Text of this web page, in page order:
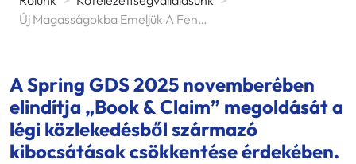
Új Magasságokba Emeljük A Fenntartható Logisztikát
A Spring GDS 2025 novemberében
elindítja „Book & Claim” megoldását a
légi közlekedésből származó
kibocsátások csökkentése érdekében.